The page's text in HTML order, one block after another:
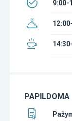
9:00-
PAPILDOMA